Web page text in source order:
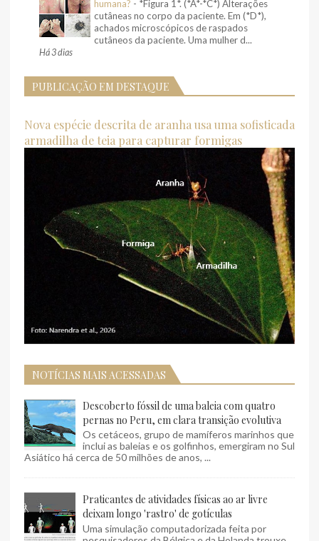
humana? - *Figura 1*. (*A*-*C*) Alterações
cutâneas no corpo da paciente. Em (*D*),
achados microscópicos de raspados
cutâneos da paciente. Uma mulher d...
Há 3 dias
PUBLICAÇÃO EM DESTAQUE
Nova espécie descrita de aranha usa uma sofisticada
armadilha de teia para capturar formigas
NOTÍCIAS MAIS ACESSADAS
Descoberto fóssil de uma baleia com quatro
pernas no Peru, em clara transição evolutiva
Os cetáceos, grupo de mamíferos marinhos que
inclui as baleias e os golfinhos, emergiram no Sul
Asiático há cerca de 50 milhões de anos, ...
Praticantes de atividades físicas ao ar livre
deixam longo 'rastro' de gotículas
Uma simulação computadorizada feita por